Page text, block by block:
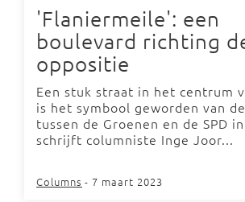
'Flaniermeile': een
boulevard richting
oppositie
Een stuk straat in het centrum
is het symbool geworden van
tussen de Groenen en de SPD
schrijft columniste Inge Joor...
Columns - 7 maart 2023